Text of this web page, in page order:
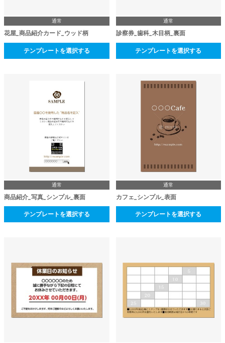
通常
花屋_商品紹介カード_ウッド柄
テンプレートを選択する
通常
診察券_歯科_木目柄_裏面
テンプレートを選択する
通常
商品紹介_写真_シンプル_裏面
テンプレートを選択する
通常
カフェ_シンプル_表面
テンプレートを選択する